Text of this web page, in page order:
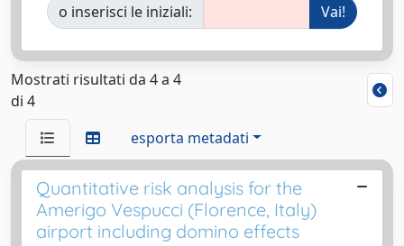
o inserisci le iniziali:
Mostrati risultati da 4 a 4
di 4
esporta metadati
Quantitative risk analysis for the
Amerigo Vespucci (Florence, Italy)
airport including domino effects